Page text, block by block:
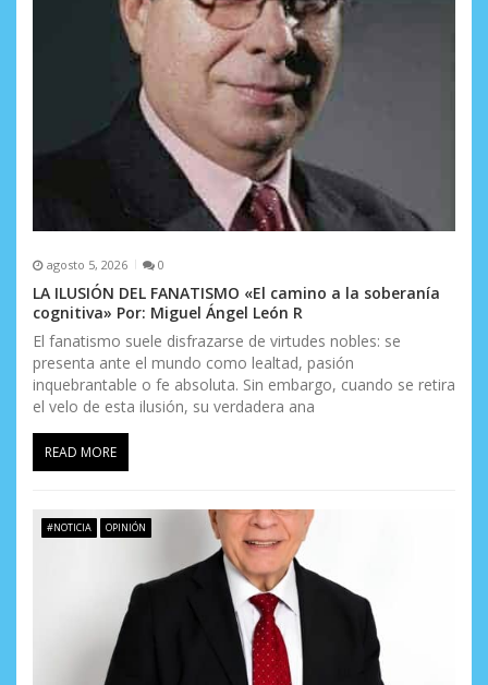
agosto 5, 2026 0
LA ILUSIÓN DEL FANATISMO «El camino a la soberanía
cognitiva» Por: Miguel Ángel León R
El fanatismo suele disfrazarse de virtudes nobles: se
presenta ante el mundo como lealtad, pasión
inquebrantable o fe absoluta. Sin embargo, cuando se retira
el velo de esta ilusión, su verdadera ana
READ MORE
#NOTICIA OPINIÓN